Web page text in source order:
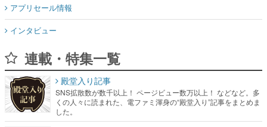
連載・特集一覧
くの人々に読まれた、電ファミ渾身の“殿堂入り”記事をまとめま
した。
ゲームの企画書
名作ゲームクリエイターの方々に製作時のエピソードをお聞き
し、ヒットする企画（ゲーム）とは何か？を探っていきます。